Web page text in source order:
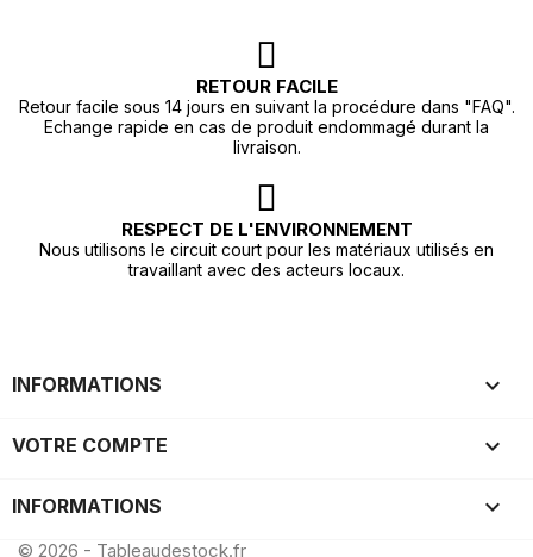
RETOUR FACILE
Retour facile sous 14 jours en suivant la procédure dans "FAQ".
Echange rapide en cas de produit endommagé durant la
livraison.
RESPECT DE L'ENVIRONNEMENT
Nous utilisons le circuit court pour les matériaux utilisés en
travaillant avec des acteurs locaux.
INFORMATIONS 
VOTRE COMPTE 
INFORMATIONS keyboard_arrow_down
© 2026 - Tableaudestock.fr